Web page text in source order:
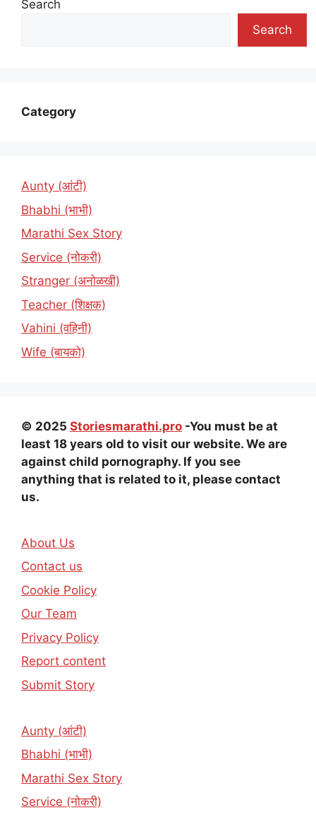
Search
Search
Category
Aunty (आंटी)
Bhabhi (भाभी)
Marathi Sex Story
Service (नोकरी)
Stranger (अनोळखी)
Teacher (शिक्षक)
Vahini (वहिनी)
Wife (बायको)
© 2025 Storiesmarathi.pro -You must be at
least 18 years old to visit our website. We are
against child pornography. If you see
anything that is related to it, please contact
us.
About Us
Contact us
Cookie Policy
Our Team
Privacy Policy
Report content
Submit Story
Aunty (आंटी)
Bhabhi (भाभी)
Marathi Sex Story
Service (नोकरी)